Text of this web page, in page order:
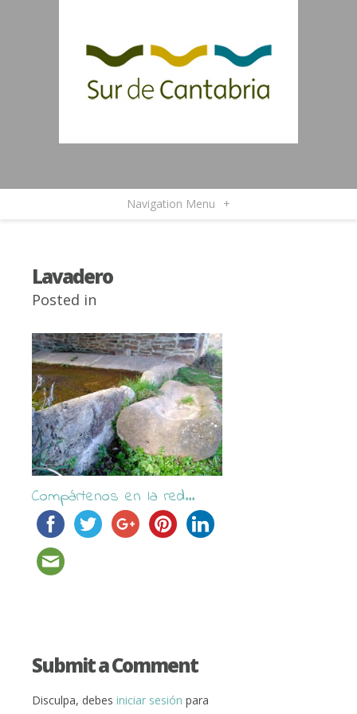
Navigation Menu +
Lavadero
Posted in
Compártenos en la red...
Submit a Comment
Disculpa, debes iniciar sesión para